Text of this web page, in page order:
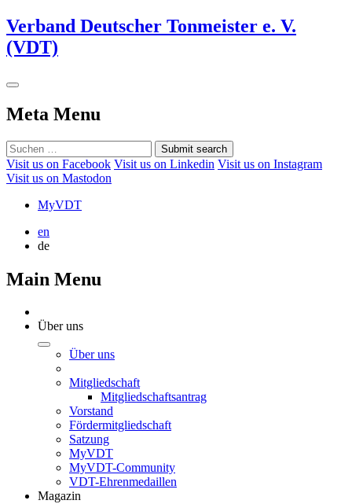
Verband Deutscher Tonmeister e. V.
(VDT)
Meta Menu
Submit search
Visit us on Facebook Visit us on Linkedin Visit us on Instagram
Visit us on Mastodon
MyVDT
en
de
Main Menu
Über uns
Über uns
Mitgliedschaft
Mitgliedschaftsantrag
Vorstand
Fördermitgliedschaft
Satzung
MyVDT
MyVDT-Community
VDT-Ehrenmedaillen
Magazin